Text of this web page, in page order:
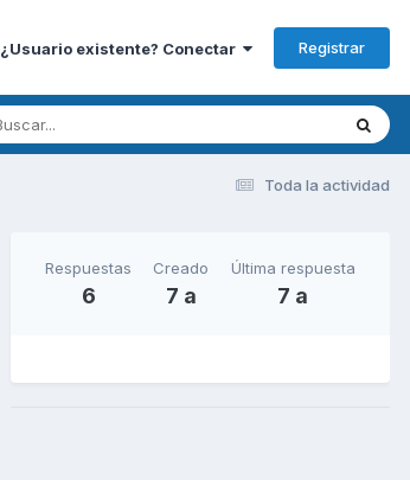
¿Usuario existente? Conectar Registrar
Toda la actividad
Respuestas
6
Creado
7 a
Última respuesta
7 a